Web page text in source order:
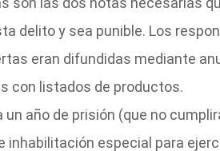
delito y sea punible. Los
eran difundidas mediante
con listados de productos.
año de prisión (que no
especial para